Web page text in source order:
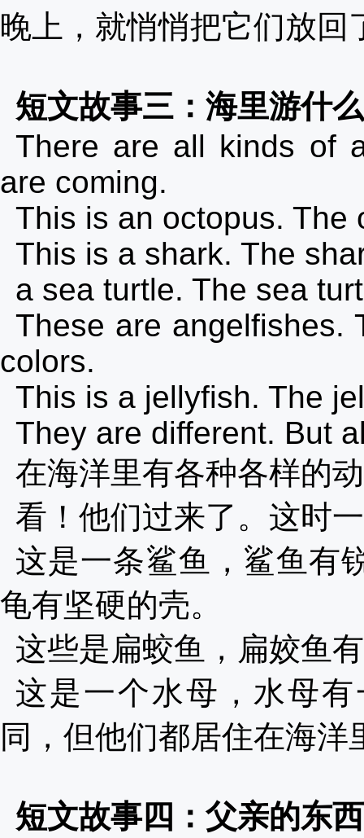
晚上，就悄悄把它们放回
短文故事三：海里游什
There are all kinds of
are coming.
This is an octopus. The
This is a shark. The
a sea turtle. The sea
These are angelfishes.
colors.
This is a jellyfish. The
They are different. But
在海洋里有各种各样的
看！他们过来了。这时
这是一条鲨鱼，鲨鱼有
龟有坚硬的壳。
这些是扁蛟鱼，扁姣鱼
这是一个水母，水母
同，但他们都居住在海洋
短文故事四：父亲的东西